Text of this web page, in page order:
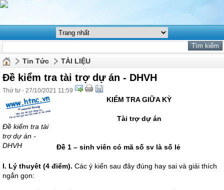
Tin Tức TÀI LIỆU
Đề kiểm tra tài trợ dự án - DHVH
Thứ tư - 27/10/2021 11:59
Đề kiểm tra tài
trợ dự án -
DHVH
KIỂM TRA GIỮA KỲ
Tài trợ dự án
Đề 1 – sinh viên có mã số sv là số lẻ
I. Lý thuyêt (4 điểm). Các ý kiến sau đây đúng hay sai và giải thích
ngắn gọn: